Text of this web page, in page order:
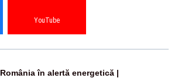
YouTube
România în alertă energetică |